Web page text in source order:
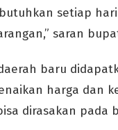
setiap
saran
baru
harga dan
dirasakan pada